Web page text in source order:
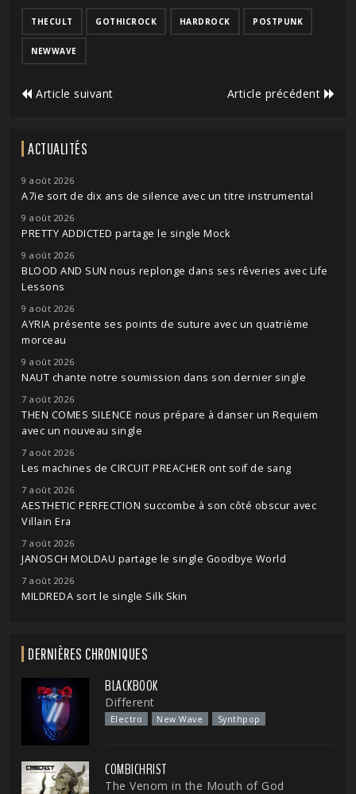
THECULT GOTHICROCK HARDROCK POSTPUNK
NEWWAVE
Article suivant Article précédent
ACTUALITÉS
9 août 2026
A7ie sort de dix ans de silence avec un titre instrumental
9 août 2026
PRETTY ADDICTED partage le single Mock
9 août 2026
BLOOD AND SUN nous replonge dans ses rêveries avec Life
Lessons
9 août 2026
AYRIA présente ses points de suture avec un quatrième
morceau
9 août 2026
NAUT chante notre soumission dans son dernier single
7 août 2026
THEN COMES SILENCE nous prépare à danser un Requiem
avec un nouveau single
7 août 2026
Les machines de CIRCUIT PREACHER ont soif de sang
7 août 2026
AESTHETIC PERFECTION succombe à son côté obscur avec
Villain Era
7 août 2026
JANOSCH MOLDAU partage le single Goodbye World
7 août 2026
MILDREDA sort le single Silk Skin
DERNIÈRES CHRONIQUES
BLACKBOOK
Different
Electro New Wave Synthpop
COMBICHRIST
The Venom in the Mouth of God